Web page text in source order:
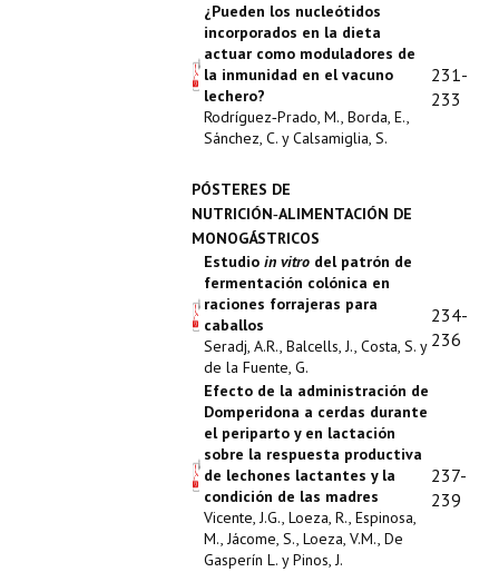
¿Pueden los nucleótidos
incorporados en la dieta
actuar como moduladores de
la inmunidad en el vacuno
lechero?
Rodríguez‑Prado, M., Borda, E.,
Sánchez, C. y Calsamiglia, S.
231-
233
PÓSTERES DE
NUTRICIÓN‑ALIMENTACIÓN DE
MONOGÁSTRICOS
Estudio in vitro del patrón de
fermentación colónica en
raciones forrajeras para
caballos
Seradj, A.R., Balcells, J., Costa, S. y
de la Fuente, G.
234-
236
Efecto de la administración de
Domperidona a cerdas durante
el periparto y en lactación
sobre la respuesta productiva
de lechones lactantes y la
condición de las madres
Vicente, J.G., Loeza, R., Espinosa,
M., Jácome, S., Loeza, V.M., De
Gasperín L. y Pinos, J.
237-
239